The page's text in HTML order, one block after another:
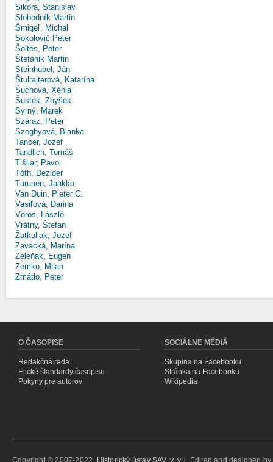
Sikora, Stanislav
Slobodník Martin
Šmigeľ, Michal
Sokolovič Peter
Šoltés, Peter
Štefánik Martin
Steinhübel, Ján
Štulrajterová, Katarína
Šuchová, Xénia
Šustek, Zbyšek
Syrný, Marek
Száraz, Peter
Szeghyová, Blanka
Tancer, Jozef
Tandlich, Tomáš
Tišliar, Pavol
Tóth, Dezider
Turunen, Jaakko
Van Duin, Pieter C.
Vasiľová, Darina
Vörös, László
Vrátny, Štefan
Žatkuliak, Jozef
Zavacká, Marína
Zeleňák, Eugen
Zemko, Milan
Zmátlo, Peter
O ČASOPISE
Redakčná rada
Etické štandardy časopisu
Pokyny pre autorov
SOCIÁLNE MÉDIÁ
Skupina na Facebooku
Stránka na Facebooku
Wikipedia